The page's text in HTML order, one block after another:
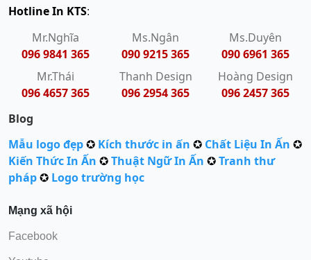
Hotline In KTS:
Mr.Nghĩa
096 9841 365
Ms.Ngân
090 9215 365
Ms.Duyên
090 6961 365
Mr.Thái
096 4657 365
Thanh Design
096 2954 365
Hoàng Design
096 2457 365
Blog
Mẫu logo đẹp✪ Kích thước in ấn ✪ Chất Liệu In Ấn ✪
Kiến Thức In Ấn ✪Thuật Ngữ In Ấn ✪Tranh thư
pháp✪ Logo trường học
Mạng xã hội
Facebook